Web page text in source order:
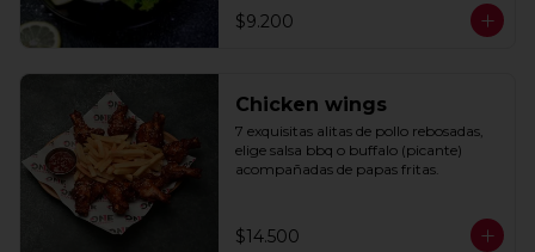
$9.200
Chicken wings
7 exquisitas alitas de pollo rebosadas,
elige salsa bbq o buffalo (picante)
acompañadas de papas fritas.
$14.500